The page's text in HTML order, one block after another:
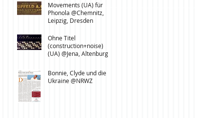
Movements (UA) für
Phonola @Chemnitz,
Leipzig, Dresden
Ohne Titel
(construction+noise)
(UA) @Jena, Altenburg,
Bonnie, Clyde und die
Ukraine @NRWZ